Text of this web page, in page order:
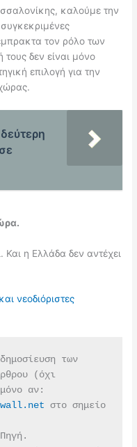
καλούμε την
τον ρόλο των
τους δεν είναι μόνο
επιλογή για την
Και η Ελλάδα δεν αντέχει
νεοδιόριστες
των
(όχι
αν:
στο σημείο